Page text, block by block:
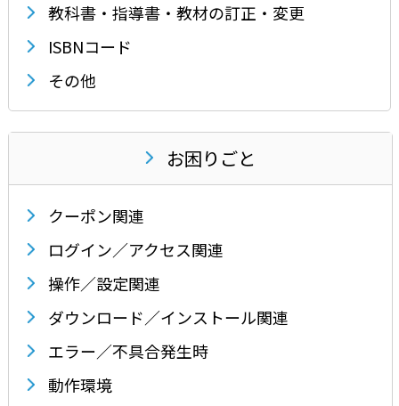
教科書・指導書・教材の訂正・変更
ISBNコード
その他
お困りごと
クーポン関連
ログイン／アクセス関連
操作／設定関連
ダウンロード／インストール関連
エラー／不具合発生時
動作環境